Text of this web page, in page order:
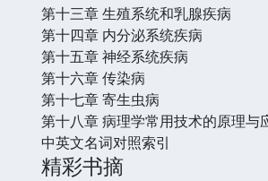
第十三章 生殖系统和乳腺疾病
第十四章 内分泌系统疾病
第十五章 神经系统疾病
第十六章 传染病
第十七章 寄生虫病
第十八章 病理学常用技术的原理与
中英文名词对照索引
精彩书摘